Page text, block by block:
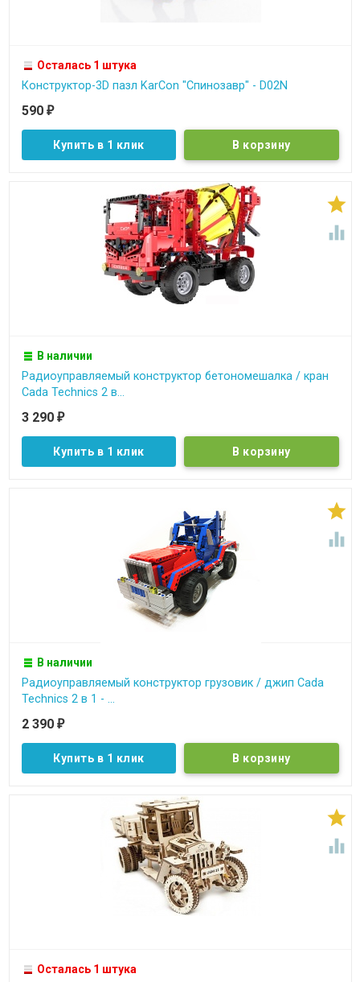
Осталась 1 штука
Конструктор-3D пазл KarCon "Спинозавр" - D02N
590 ₽
Купить в 1 клик


В наличии
Радиоуправляемый конструктор бетономешалка / кран
Cada Technics 2 в...
3 290 ₽
Купить в 1 клик


В наличии
Радиоуправляемый конструктор грузовик / джип Cada
Technics 2 в 1 - ...
2 390 ₽
Купить в 1 клик


Осталась 1 штука